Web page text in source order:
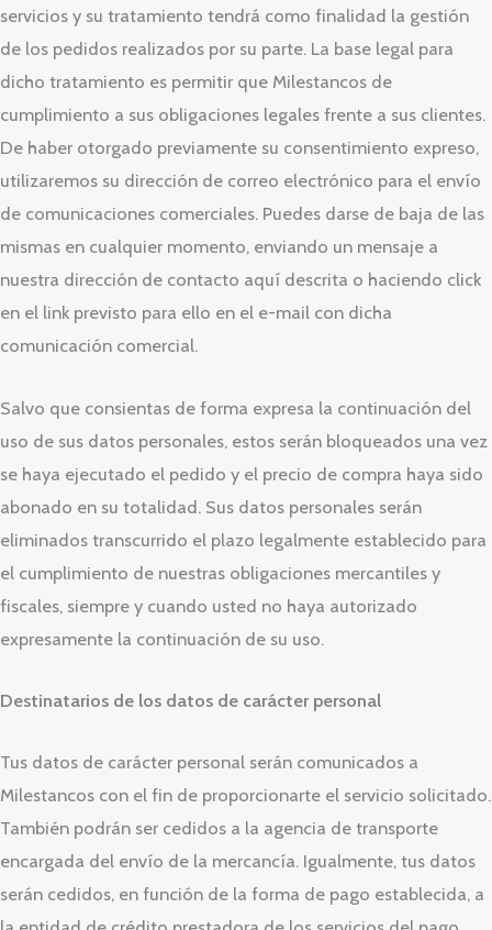
servicios y su tratamiento tendrá como finalidad la gestión
de los pedidos realizados por su parte. La base legal para
dicho tratamiento es permitir que Milestancos de
cumplimiento a sus obligaciones legales frente a sus clientes.
De haber otorgado previamente su consentimiento expreso,
utilizaremos su dirección de correo electrónico para el envío
de comunicaciones comerciales. Puedes darse de baja de las
mismas en cualquier momento, enviando un mensaje a
nuestra dirección de contacto aquí descrita o haciendo click
en el link previsto para ello en el e-mail con dicha
comunicación comercial.
Salvo que consientas de forma expresa la continuación del
uso de sus datos personales, estos serán bloqueados una vez
se haya ejecutado el pedido y el precio de compra haya sido
abonado en su totalidad. Sus datos personales serán
eliminados transcurrido el plazo legalmente establecido para
el cumplimiento de nuestras obligaciones mercantiles y
fiscales, siempre y cuando usted no haya autorizado
expresamente la continuación de su uso.
Destinatarios de los datos de carácter personal
Tus datos de carácter personal serán comunicados a
Milestancos con el fin de proporcionarte el servicio solicitado.
También podrán ser cedidos a la agencia de transporte
encargada del envío de la mercancía. Igualmente, tus datos
serán cedidos, en función de la forma de pago establecida, a